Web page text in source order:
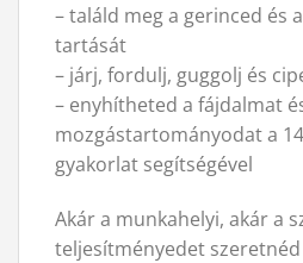
– találd meg a gerinced és
tartását
– járj, fordulj, guggolj és
– enyhítheted a fájdalmat
mozgástartományodat a
gyakorlat segítségével
Akár a munkahelyi, akár a
teljesítményedet